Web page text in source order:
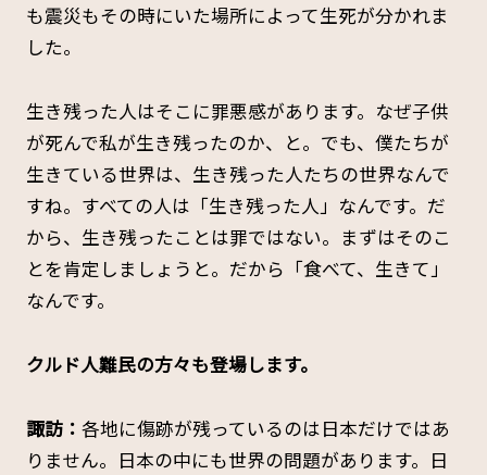
も震災もその時にいた場所によって生死が分かれま
した。
生き残った人はそこに罪悪感があります。なぜ子供
が死んで私が生き残ったのか、と。でも、僕たちが
生きている世界は、生き残った人たちの世界なんで
すね。すべての人は「生き残った人」なんです。だ
から、生き残ったことは罪ではない。まずはそのこ
とを肯定しましょうと。だから「食べて、生きて」
なんです。
――クルド人難民の方々も登場します。
諏訪： 各地に傷跡が残っているのは日本だけではあ
りません。日本の中にも世界の問題があります。日